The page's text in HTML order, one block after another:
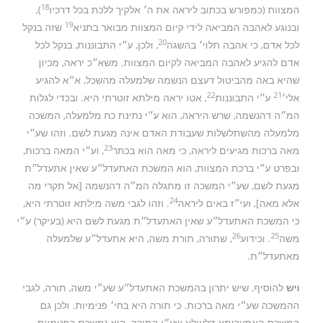
המצוות (כמפורש בכתוב ליראה את ה׳ אלקיך ללכת בכל דרכיו18
),
ובנוגע לאהבה המביאה לידי קיום המצוות מבואר בתניא19 שזה בנקל
לכל אדם, כי אהבה תלוי׳ בהשגה20, ולכן, ע״י התבוננות, בנקל לכל
אדם להגיע לאהבה המביאה לקיום המצוות. משא״כ יראה, מכיון
שהיא באה מהביטול דעצם הנשמה שלמעלה מהשכל, א״א להגיע
אלי׳ 21 ע״י התבוננות22, אטו יראה מילתא זוטרתי היא. ובכדי לגלות
המ״ה דהנשמה, שרש היראה, הוא ע״י נתינת כח מלמעלה, המשכה
מלמעלה מהשתלשלות שעבודת האדם אינה מגעת לשם. וזהו שע״י
מאה ברכות מגיעים ליראה, כי מאה הוא בכתר23, וע״י המאה ברכות,
ובפרט ע״י ברכת המצוות, הוא המשכת האתעדל״ע שאין אתעדל״ת
מגעת לשם, שע״י המשכה זו מתגלה המ״ה דהנשמה [אל תקרי מה
אלא מאה], ועי״ז באים ליראה24. וזהו לגבי משה מילתא זוטרתי היא,
כי המשכת האתעדל״ע שאין האתעדל״ת מגעת לשם היא (בעיקר) ע״י
משה25. וכידוע26, שתורה, תורת משה, היא אתעדל״ע שלמעלה
מאתעדל״ת.
ויש להוסיף, שיש יתרון בהמשכת האתעדל״ע שע״י משה, תורה, לגבי
ההמשכה שע״י מאה ברכות. כי תורה היא בחי׳ פנימיות. ולכן גם